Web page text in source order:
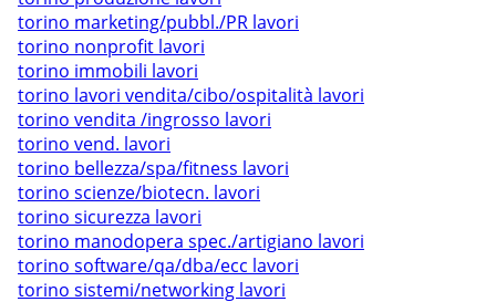
torino marketing/pubbl./PR lavori
torino nonprofit lavori
torino immobili lavori
torino lavori vendita/cibo/ospitalità lavori
torino vendita /ingrosso lavori
torino vend. lavori
torino bellezza/spa/fitness lavori
torino scienze/biotecn. lavori
torino sicurezza lavori
torino manodopera spec./artigiano lavori
torino software/qa/dba/ecc lavori
torino sistemi/networking lavori